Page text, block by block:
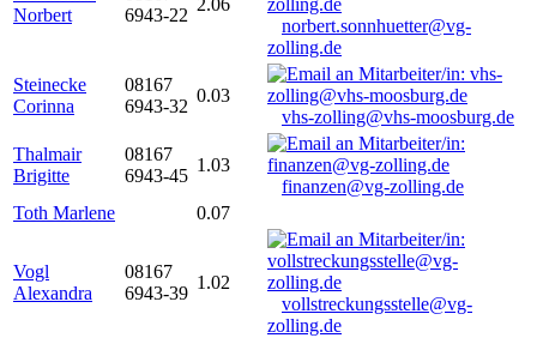
Norbert
6943-22
2.06
norbert.sonnhuetter@vg-
zolling.de
Steinecke
Corinna
08167
6943-32
0.03
vhs-zolling@vhs-moosburg.de
Thalmair
Brigitte
08167
6943-45
1.03
finanzen@vg-zolling.de
Toth Marlene
0.07
Vogl
Alexandra
08167
6943-39
1.02
vollstreckungsstelle@vg-
zolling.de